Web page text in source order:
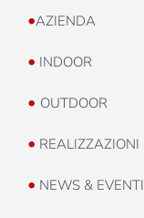
•AZIENDA
• INDOOR
• OUTDOOR
• REALIZZAZIONI
• NEWS & EVENTI